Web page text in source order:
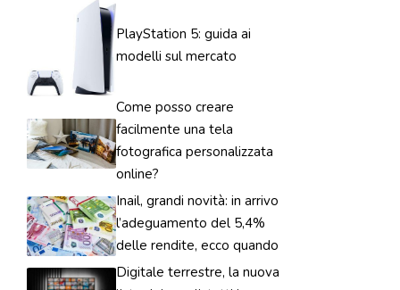
PlayStation 5: guida ai
modelli sul mercato
Come posso creare
facilmente una tela
fotografica personalizzata
online?
Inail, grandi novità: in arrivo
l’adeguamento del 5,4%
delle rendite, ecco quando
Digitale terrestre, la nuova